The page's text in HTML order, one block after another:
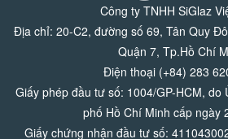
Công ty TNHH SiGlaz
Địa chỉ: 20-C2, đường số 69, Tân Quy
Quận 7, Tp.Hồ Chí
Điện thoại (+84) 283
Giấy phép đầu tư số: 1004/GP-HCM, do
phố Hồ Chí Minh cấp ngày
Giấy chứng nhận đầu tư số: